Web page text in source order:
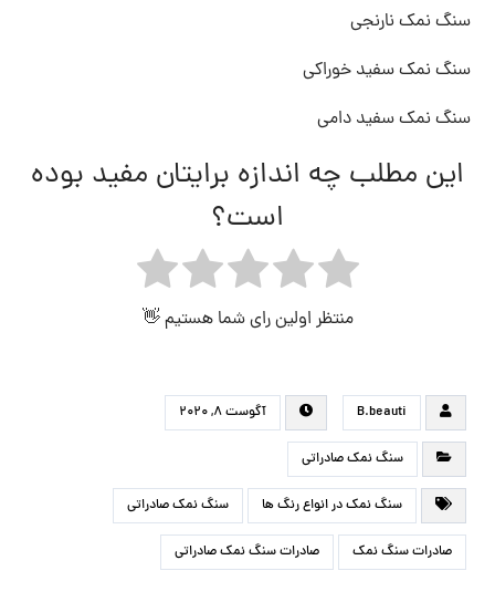
سنگ نمک نارنجی
سنگ نمک سفید خوراکی
سنگ نمک سفید دامی
این مطلب چه اندازه برایتان مفید بوده
است؟
منتظر اولین رای شما هستیم 👋
B.beauti آگوست ۸, ۲۰۲۰
سنگ نمک صادراتی
سنگ نمک در انواع رنگ ها سنگ نمک صادراتی
صادرات سنگ نمک صادرات سنگ نمک صادراتی